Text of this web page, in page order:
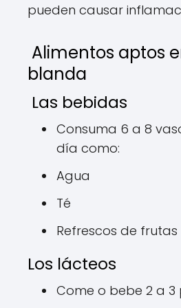
pueden causar
Alimentos aptos
blanda
Las bebidas
Consuma 6 a 8
día como:
Agua
Té
Refrescos de
Los lácteos
Come o bebe 2 a